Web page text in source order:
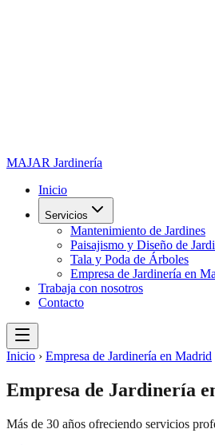
MAJAR Jardinería
Inicio
Servicios
Mantenimiento de Jardines
Paisajismo y Diseño de
Tala y Poda de Árboles
Empresa de Jardinería en
Trabaja con nosotros
Contacto
Inicio › Empresa de Jardinería en Madrid
Empresa de Jardinería
Más de 30 años ofreciendo servicios